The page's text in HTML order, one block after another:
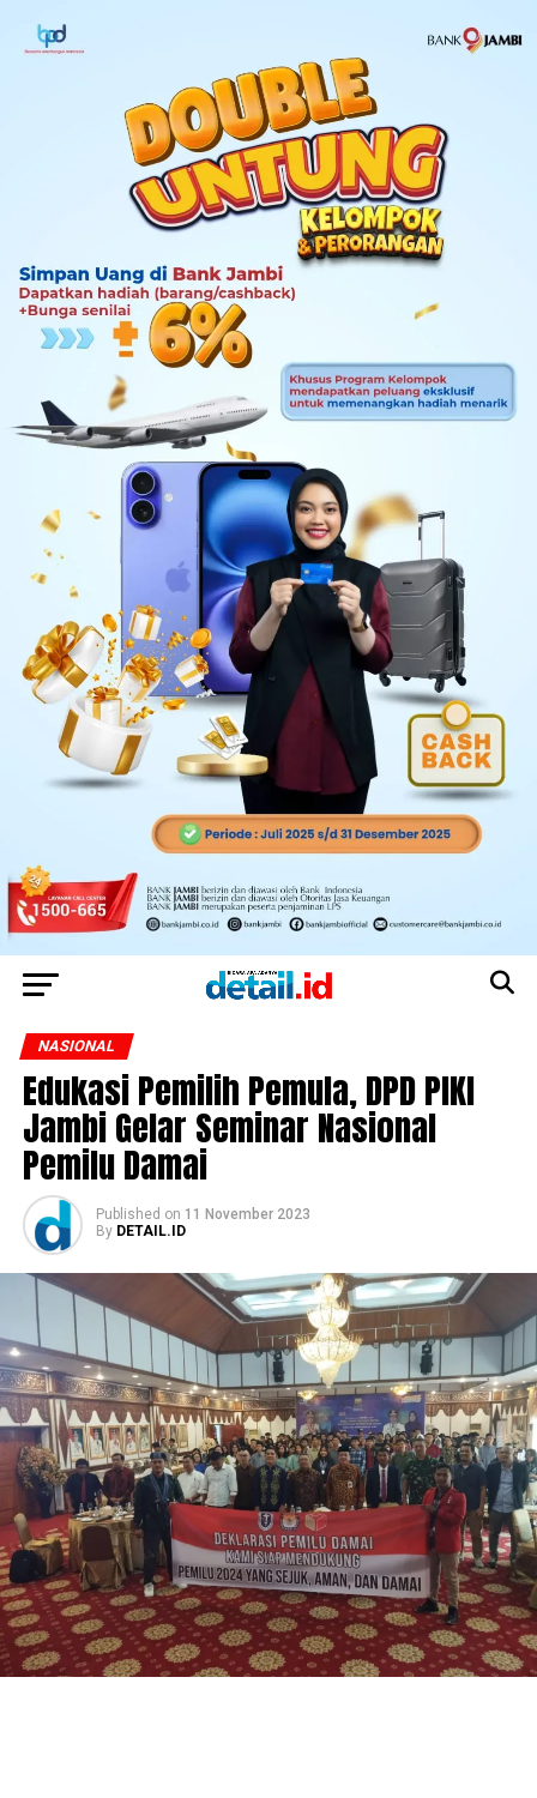
NASIONAL
Edukasi Pemilih Pemula, DPD PIKI
Jambi Gelar Seminar Nasional
Pemilu Damai
Published on 11 November 2023
By DETAIL.ID